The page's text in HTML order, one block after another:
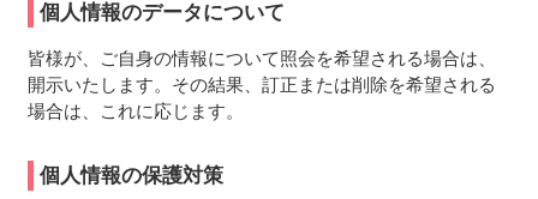
個人情報のデータについて
皆様が、ご自身の情報について照会を希望される場合は、
開示いたします。その結果、訂正または削除を希望される
場合は、これに応じます。
個人情報の保護対策